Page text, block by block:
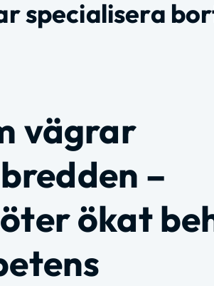
specialisera
vägrar
–
ökat